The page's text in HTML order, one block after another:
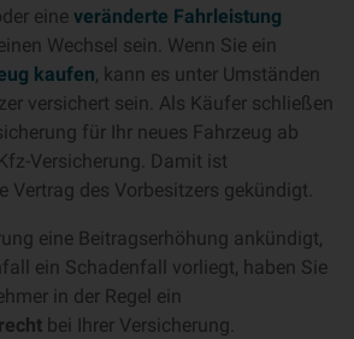
eine veränderte Fahrleistung
Wechsel sein. Wenn Sie ein
kaufen, kann es unter Umständen
versichert sein. Als Käufer schließen
für Ihr neues Fahrzeug ab
Versicherung. Damit ist
Vertrag des Vorbesitzers gekündigt.
eine Beitragserhöhung ankündigt,
ein Schadenfall vorliegt, haben Sie
in der Regel ein
bei Ihrer Versicherung.